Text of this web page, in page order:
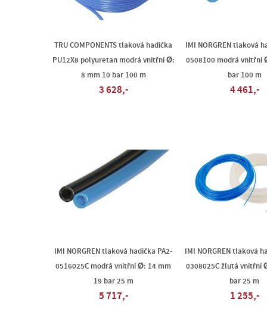
TRU COMPONENTS tlaková hadička
PU12X8 polyuretan modrá vnitřní Ø:
8 mm 10 bar 100 m
3 628,-
IMI NORGREN tlaková
0508100 modrá vnitřní
bar 100 m
4 461,-
IMI NORGREN tlaková hadička PA2-
0516025C modrá vnitřní Ø: 14 mm
19 bar 25 m
5 717,-
IMI NORGREN tlaková
0308025C žlutá vnitřní
bar 25 m
1 255,-